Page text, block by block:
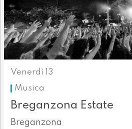
Venerdì 13
Musica
Breganzona Estate
Breganzona